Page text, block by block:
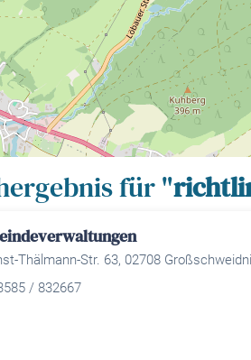
für "
Thälmann-Str. 63, 02708
/ 832667